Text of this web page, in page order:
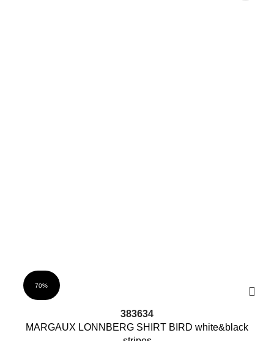
70%
34
36
38
MARGAUX LONNBERG SHIRT BIRD white&black